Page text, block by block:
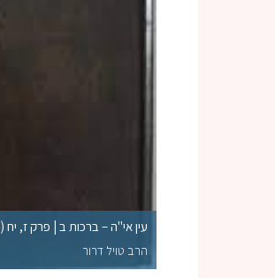
עין אי"ה – ברכות ב | פרק ז, יח (3)
הרב טויל דרור